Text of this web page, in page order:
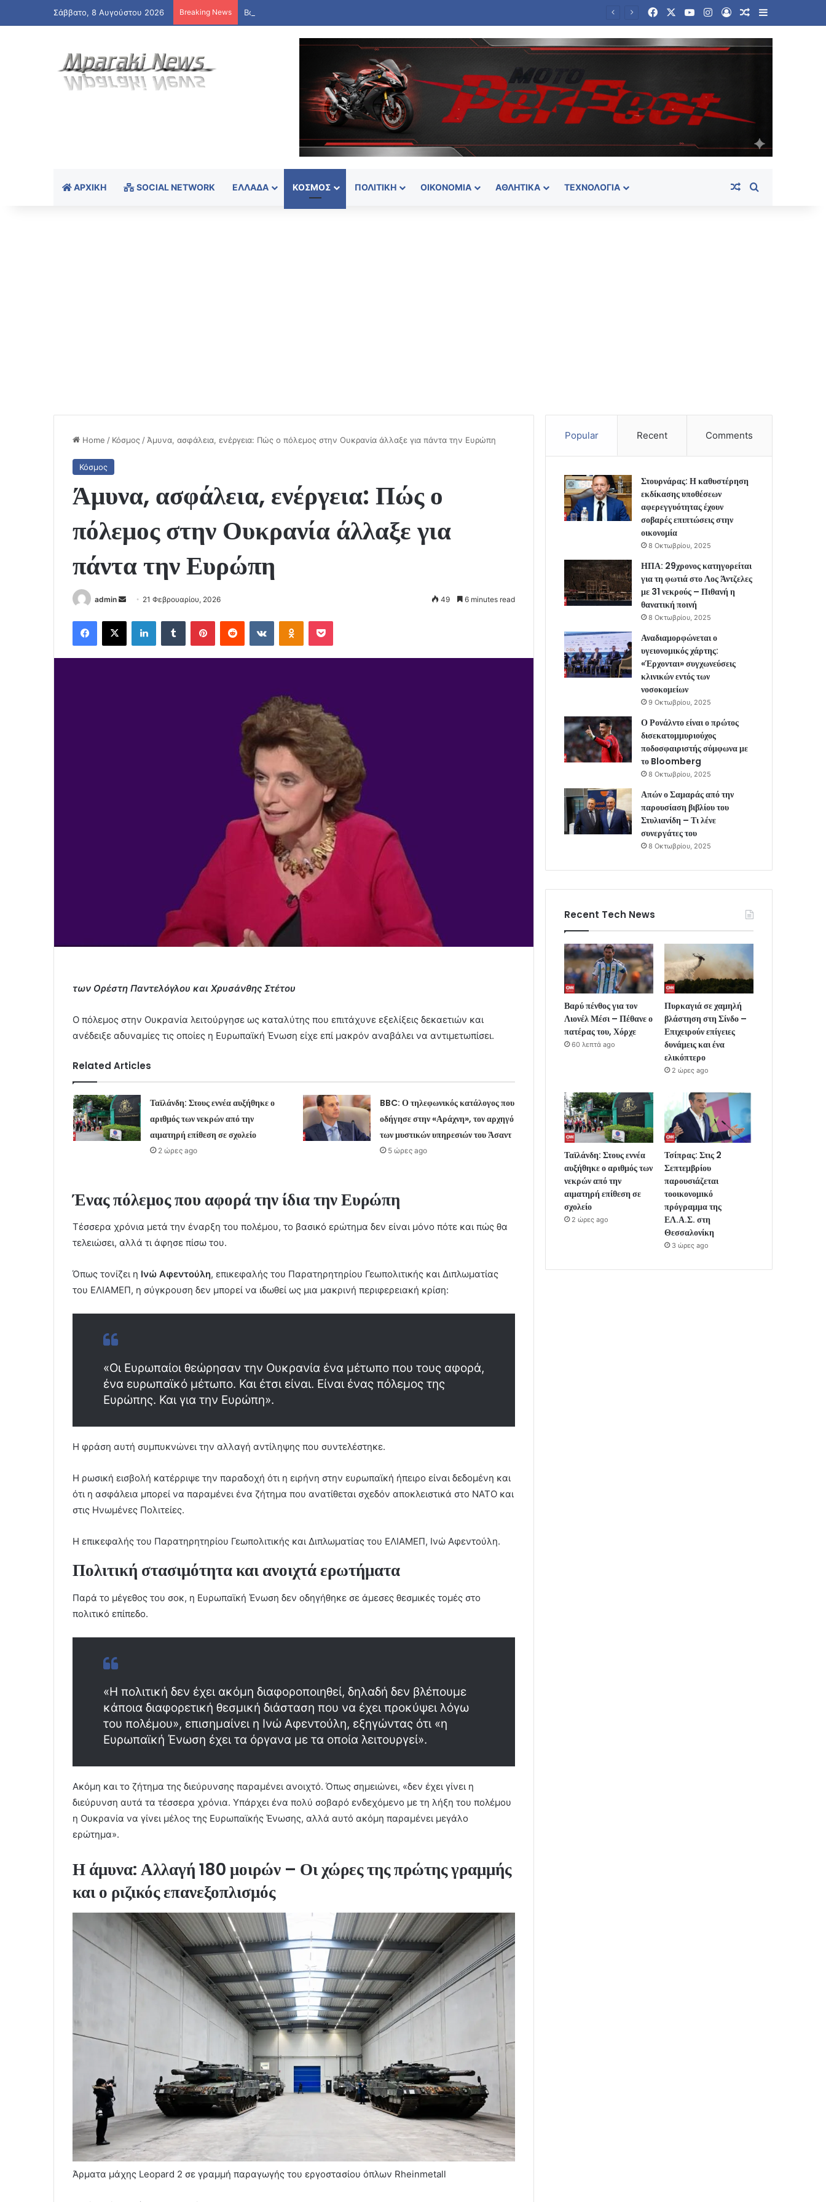
Σάββατο, 8 Αυγούστου 2026 Breaking News Βαρύ πένθος για τον Λιονέλ Μέσι – Πέθανε ο πατέρας του, Χόρχε FacebookYouTubeInstagram
Log InRandom Article
Sidebar
ΑΡΧΙΚΉ SOCIAL NETWORK ΕΛΛΆΔΑ ΚΌΣΜΟΣ ΠΟΛΙΤΙΚΉ ΟΙΚΟΝΟΜΊΑ ΑΘΛΗΤΙΚΆ ΤΕΧΝΟΛΟΓΊΑ Random Article
Home / Κόσμος / Άμυνα, ασφάλεια, ενέργεια: Πώς ο πόλεμος στην Ουκρανία άλλαξε για πάντα την Ευρώπη
Κόσμος
Άμυνα, ασφάλεια, ενέργεια: Πώς ο
πόλεμος στην Ουκρανία άλλαξε για
πάντα την Ευρώπη
admin
Send
email
21 Φεβρουαρίου, 2026 49 6 minutes read
Facebook
X LinkedInTumblr PinterestReddit VKontakteOdnoklassniki
Pocket
των Ορέστη Παντελόγλου και Χρυσάνθης Στέτου
Ο πόλεμος στην Ουκρανία λειτούργησε ως καταλύτης που επιτάχυνε εξελίξεις δεκαετιών και
ανέδειξε αδυναμίες τις οποίες η Ευρωπαϊκή Ένωση είχε επί μακρόν αναβάλει να αντιμετωπίσει.
Related Articles
Ταϊλάνδη: Στους εννέα αυξήθηκε ο
αριθμός των νεκρών από την
αιματηρή επίθεση σε σχολείο
2 ώρες ago
BBC: Ο τηλεφωνικός κατάλογος που
οδήγησε στην «Αράχνη», τον αρχηγό
των μυστικών υπηρεσιών του Άσαντ
5 ώρες ago
Ένας πόλεμος που αφορά την ίδια την Ευρώπη
Τέσσερα χρόνια μετά την έναρξη του πολέμου, το βασικό ερώτημα δεν είναι μόνο πότε και πώς θα
τελειώσει, αλλά τι άφησε πίσω του.
Όπως τονίζει η Ινώ Αφεντούλη, επικεφαλής του Παρατηρητηρίου Γεωπολιτικής και Διπλωματίας
του ΕΛΙΑΜΕΠ, η σύγκρουση δεν μπορεί να ιδωθεί ως μια μακρινή περιφερειακή κρίση:
«Οι Ευρωπαίοι θεώρησαν την Ουκρανία ένα μέτωπο που τους αφορά,
ένα ευρωπαϊκό μέτωπο. Και έτσι είναι. Είναι ένας πόλεμος της
Ευρώπης. Και για την Ευρώπη».
Η φράση αυτή συμπυκνώνει την αλλαγή αντίληψης που συντελέστηκε.
Η ρωσική εισβολή κατέρριψε την παραδοχή ότι η ειρήνη στην ευρωπαϊκή ήπειρο είναι δεδομένη και
ότι η ασφάλεια μπορεί να παραμένει ένα ζήτημα που ανατίθεται σχεδόν αποκλειστικά στο ΝΑΤΟ και
στις Ηνωμένες Πολιτείες.
Η επικεφαλής του Παρατηρητηρίου Γεωπολιτικής και Διπλωματίας του ΕΛΙΑΜΕΠ, Ινώ Αφεντούλη.
Πολιτική στασιμότητα και ανοιχτά ερωτήματα
Παρά το μέγεθος του σοκ, η Ευρωπαϊκή Ένωση δεν οδηγήθηκε σε άμεσες θεσμικές τομές στο
πολιτικό επίπεδο.
«Η πολιτική δεν έχει ακόμη διαφοροποιηθεί, δηλαδή δεν βλέπουμε
κάποια διαφορετική θεσμική διάσταση που να έχει προκύψει λόγω
του πολέμου», επισημαίνει η Ινώ Αφεντούλη, εξηγώντας ότι «η
Ευρωπαϊκή Ένωση έχει τα όργανα με τα οποία λειτουργεί».
Ακόμη και το ζήτημα της διεύρυνσης παραμένει ανοιχτό. Όπως σημειώνει, «δεν έχει γίνει η
διεύρυνση αυτά τα τέσσερα χρόνια. Υπάρχει ένα πολύ σοβαρό ενδεχόμενο με τη λήξη του πολέμου
η Ουκρανία να γίνει μέλος της Ευρωπαϊκής Ένωσης, αλλά αυτό ακόμη παραμένει μεγάλο
ερώτημα».
Η άμυνα: Αλλαγή 180 μοιρών – Οι χώρες της πρώτης γραμμής
και ο ριζικός επανεξοπλισμός
Άρματα μάχης Leopard 2 σε γραμμή παραγωγής του εργοστασίου όπλων Rheinmetall
Popular Recent Comments
Στουρνάρας: Η καθυστέρηση
εκδίκασης υποθέσεων
αφερεγγυότητας έχουν
σοβαρές επιπτώσεις στην
οικονομία
8 Οκτωβρίου, 2025
ΗΠΑ: 29χρονος κατηγορείται
για τη φωτιά στο Λος Άντζελες
με 31 νεκρούς – Πιθανή η
θανατική ποινή
8 Οκτωβρίου, 2025
Αναδιαμορφώνεται ο
υγειονομικός χάρτης:
«Έρχονται» συγχωνεύσεις
κλινικών εντός των
νοσοκομείων
9 Οκτωβρίου, 2025
Ο Ρονάλντο είναι ο πρώτος
δισεκατομμυριούχος
ποδοσφαιριστής σύμφωνα με
το Bloomberg
8 Οκτωβρίου, 2025
Απών ο Σαμαράς από την
παρουσίαση βιβλίου του
Στυλιανίδη – Τι λένε
συνεργάτες του
8 Οκτωβρίου, 2025
Recent Tech News
Βαρύ πένθος για τον
Λιονέλ Μέσι – Πέθανε ο
πατέρας του, Χόρχε
60 λεπτά ago
Πυρκαγιά σε χαμηλή
βλάστηση στη Σίνδο –
Επιχειρούν επίγειες
δυνάμεις και ένα
ελικόπτερο
2 ώρες ago
Ταϊλάνδη: Στους εννέα
αυξήθηκε ο αριθμός των
νεκρών από την
αιματηρή επίθεση σε
σχολείο
2 ώρες ago
Τσίπρας: Στις 2
Σεπτεμβρίου
παρουσιάζεται
τοοικονομικό
πρόγραμμα της
ΕΛ.Α.Σ. στη
Θεσσαλονίκη
3 ώρες ago